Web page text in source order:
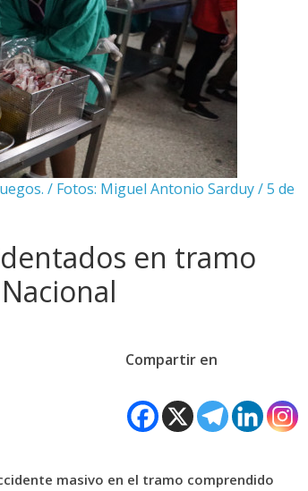
/ Fotos: Miguel Antonio Sarduy / 5 de
en tramo
Compartir en
masivo en el tramo comprendido